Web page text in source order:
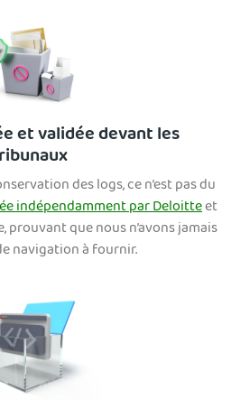
et validée devant les
des logs, ce n’est pas du
indépendamment par Deloitteet
que nous n’avons jamais
navigation à fournir.